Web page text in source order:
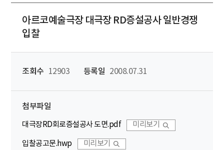
아르코예술극장 대극장 RD증설공사 일반경쟁
입찰
조회수 12903 등록일 2008.07.31
첨부파일
대극장RD회로증설공사 도면.pdf 미리보기
입찰공고문.hwp 미리보기